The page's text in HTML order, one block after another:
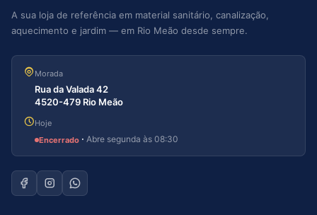
A sua loja de referência em material sanitário, canalização,
aquecimento e jardim — em Rio Meão desde sempre.
Morada
Rua da Valada 42
4520-479 Rio Meão
Hoje
Encerrado · Abre segunda às 08:30